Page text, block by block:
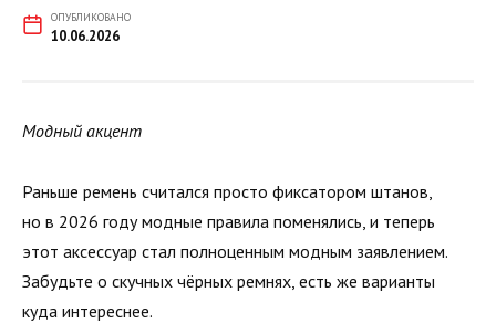
ОПУБЛИКОВАНО
10.06.2026
Модный акцент
Раньше ремень считался просто фиксатором штанов,
но в 2026 году модные правила поменялись, и теперь
этот аксессуар стал полноценным модным заявлением.
Забудьте о скучных чёрных ремнях, есть же варианты
куда интереснее.